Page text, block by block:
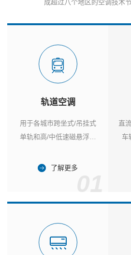
成超过八个地区的空调技术
轨道空调
用于各城市跨坐式/吊挂式
单轨和高/中低速磁悬浮列
了解更多
直
车